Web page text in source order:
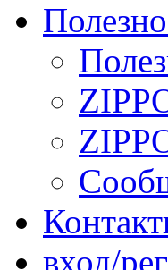
вход/